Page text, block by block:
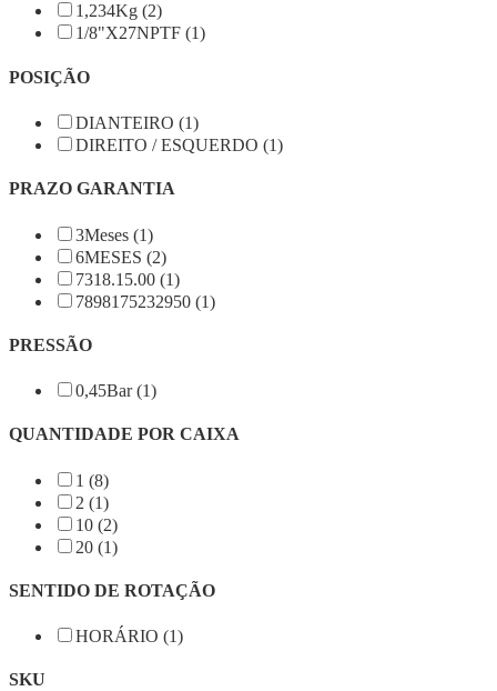
1,234Kg (2)
1/8"X27NPTF (1)
POSIÇÃO
DIANTEIRO (1)
DIREITO / ESQUERDO (1)
PRAZO GARANTIA
3Meses (1)
6MESES (2)
7318.15.00 (1)
7898175232950 (1)
PRESSÃO
0,45Bar (1)
QUANTIDADE POR CAIXA
1 (8)
2 (1)
10 (2)
20 (1)
SENTIDO DE ROTAÇÃO
HORÁRIO (1)
SKU